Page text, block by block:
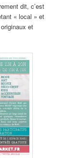
dit, c’est
« local » et
et